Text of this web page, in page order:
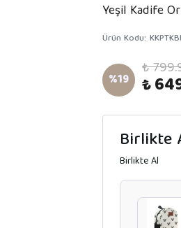
Yeşil Kadife
Ürün Kodu:
%19 ₺
₺
Birlikte
Birlikte Al